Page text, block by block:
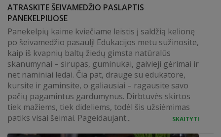
ATRASKITE ŠEIVAMEDŽIO PASLAPTIS
PANEKELPIUOSE
Panekelpių kaime kviečiame leistis į saldžią kelionę
po šeivamedžio pasaulį! Edukacijos metu sužinosite,
kaip iš kvapnių baltų žiedų gimsta natūralūs
skanumynai – sirupas, guminukai, gaivieji gėrimai ir
net naminiai ledai. Čia pat, drauge su edukatore,
kursite ir gaminsite, o galiausiai – ragausite savo
pačių pagamintus gardumynus. Dirbtuvės skirtos
tiek mažiems, tiek dideliems, todėl šis užsiėmimas
patiks visai šeimai. Pageidaujant...
SKAITYTI